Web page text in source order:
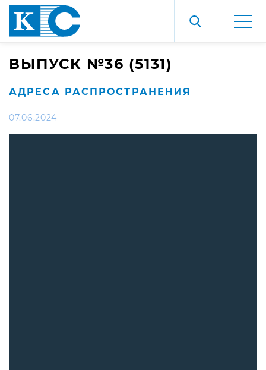
ВЫПУСК №36 (5131)
АДРЕСА РАСПРОСТРАНЕНИЯ
07.06.2024